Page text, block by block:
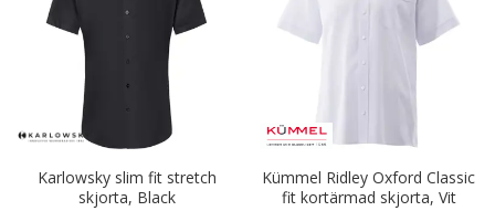
Karlowsky slim fit stretch
skjorta, Black
Kümmel Ridley Oxford Classic
fit kortärmad skjorta, Vit